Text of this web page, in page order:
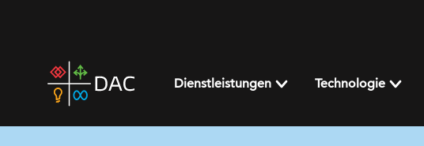
home
page
Dienstleistungen Technologie